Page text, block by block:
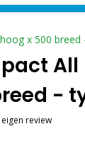
x 500 breed
All
-
eigen review